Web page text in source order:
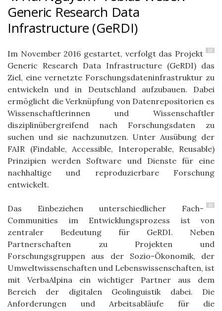
Generic Research Data
Infrastructure (GeRDI)
18
Im November 2016 gestartet, verfolgt das Projekt
Generic Research Data Infrastructure (GeRDI) das
Ziel, eine vernetzte Forschungsdateninfrastruktur zu
entwickeln und in Deutschland aufzubauen. Dabei
ermöglicht die Verknüpfung von Datenrepositorien es
Wissenschaftlerinnen und Wissenschaftler
disziplinübergreifend nach Forschungsdaten zu
suchen und sie nachzunutzen. Unter Ausübung der
FAIR (Findable, Accessible, Interoperable, Reusable)
Prinzipien werden Software und Dienste für eine
nachhaltigeund reproduzierbare Forschung
entwickelt.
19
Das Einbeziehen unterschiedlicher Fach-
Communities im Entwicklungsprozess ist von
zentraler Bedeutung für GeRDI. Neben
Partnerschaften zu Projekten und
Forschungsgruppen aus der Sozio-Ökonomik, der
Umweltwissenschaften und Lebenswissenschaften, ist
mit VerbaAlpina ein wichtiger Partner aus dem
Bereich der digitalen Geolinguistik dabei. Die
Anforderungen und Arbeitsabläufe für die